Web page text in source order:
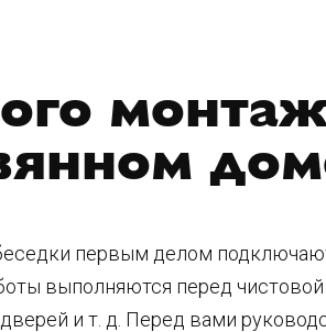
первым делом
выполняются перед чистовой
и т. д. Перед вами